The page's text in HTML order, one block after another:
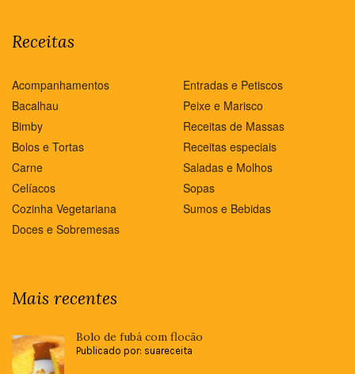
Receitas
Acompanhamentos
Bacalhau
Bimby
Bolos e Tortas
Carne
Celíacos
Cozinha Vegetariana
Doces e Sobremesas
Entradas e Petiscos
Peixe e Marisco
Receitas de Massas
Receitas especiais
Saladas e Molhos
Sopas
Sumos e Bebidas
Mais recentes
Bolo de fubá com flocão
Publicado por: suareceita